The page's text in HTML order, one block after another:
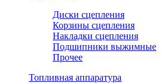
Диски сцепления
Корзины сцепления
Накладки сцепления
Подшипники выжимные
Прочее
Топливная аппаратура